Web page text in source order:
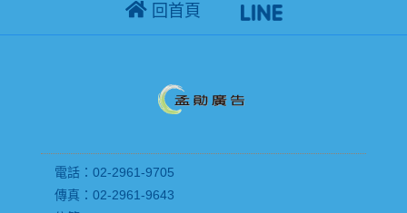
回首頁
電話：02-2961-9705
傳真：02-2961-9643